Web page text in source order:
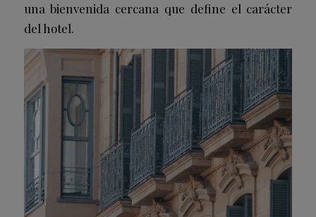
una bienvenida cercana que define el carácter
del hotel.